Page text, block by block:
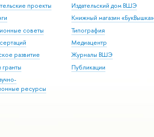
проекты
советы
развитие
ресурсы
Издательский дом ВШЭ
Книжный магазин «БукВышка»
Типография
Медиацентр
Журналы ВШЭ
Публикации